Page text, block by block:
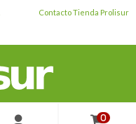
Contacto Tienda Prolisur
0